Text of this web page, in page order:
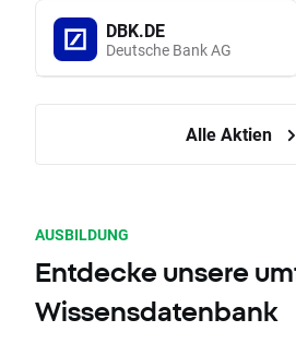
DBK.DE
Deutsche Bank AG
Alle Aktien
AUSBILDUNG
Entdecke unsere
Wissensdatenbank